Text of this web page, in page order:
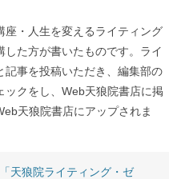
座・人生を変えるライティング
た方が書いたものです。ライ
記事を投稿いただき、編集部の
クをし、Web天狼院書店に掲
天狼院書店にアップされま
天狼院ライティング・ゼ